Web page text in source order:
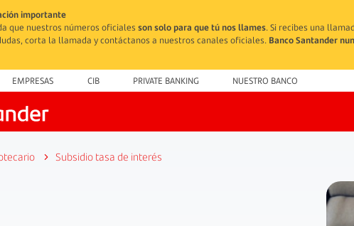
importante
que nuestros números oficiales son solo para que tú nos llames. Si recibes una
corta la llamada y contáctanos a nuestros canales oficiales. Banco Santander
EMPRESAS CIB PRIVATE BANKING NUESTRO BANCO
Subsidio tasa de interés